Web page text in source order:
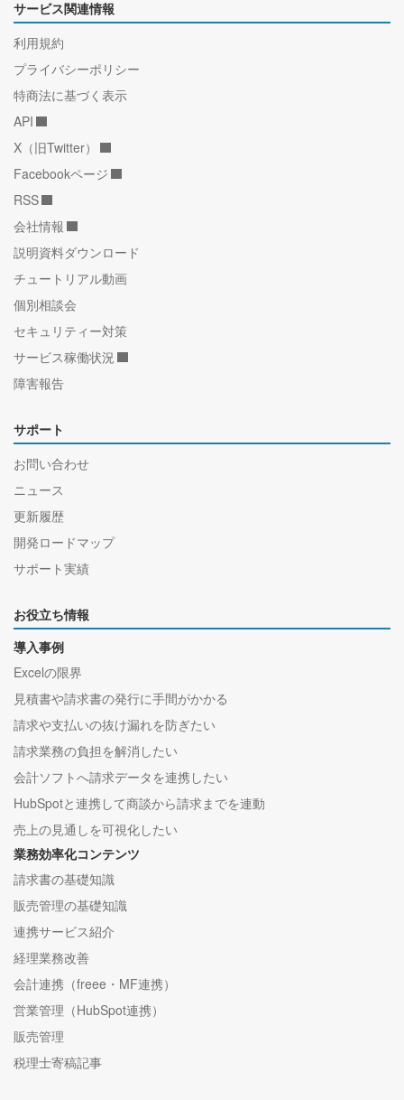
サービス関連情報
利用規約
プライバシーポリシー
特商法に基づく表示
API
X（旧Twitter）
Facebookページ
RSS
会社情報
説明資料ダウンロード
チュートリアル動画
個別相談会
セキュリティー対策
サービス稼働状況
障害報告
サポート
お問い合わせ
ニュース
更新履歴
開発ロードマップ
サポート実績
お役立ち情報
導入事例
Excelの限界
見積書や請求書の発行に手間がかかる
請求や支払いの抜け漏れを防ぎたい
請求業務の負担を解消したい
会計ソフトへ請求データを連携したい
HubSpotと連携して商談から請求までを連動
売上の見通しを可視化したい
業務効率化コンテンツ
請求書の基礎知識
販売管理の基礎知識
連携サービス紹介
経理業務改善
会計連携（freee・MF連携）
営業管理（HubSpot連携）
販売管理
税理士寄稿記事